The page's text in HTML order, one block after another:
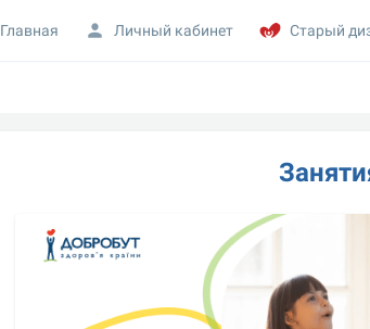
Главная Личный кабинет Старый